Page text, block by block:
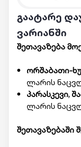
გაატარე
ვარიანში
შეთავაზება
ორშაბათი-
ლარის
პარასკევი,
ლარის
შეთავაზებაში